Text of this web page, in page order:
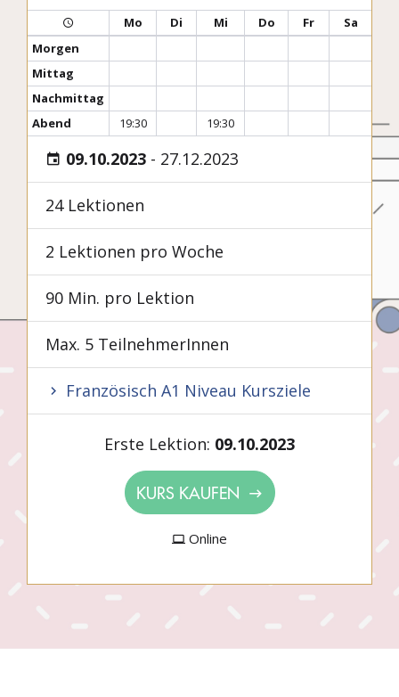
Mo Di Mi Do Fr
Sa
Morgen
Mittag
Nachmittag
Abend
19:30 19:30
09.10.2023 - 27.12.2023
24 Lektionen
2 Lektionen pro Woche
90 Min. pro Lektion
Max. 5 TeilnehmerInnen
Französisch A1 Niveau Kursziele
Erste Lektion: 09.10.2023
KURS KAUFEN
Online